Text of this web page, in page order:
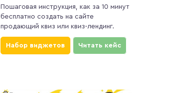
Пошаговая инструкция, как за 10 минут
бесплатно создать на сайте
продающий квиз или квиз-лендинг.
Набор виджетов Читать кейс